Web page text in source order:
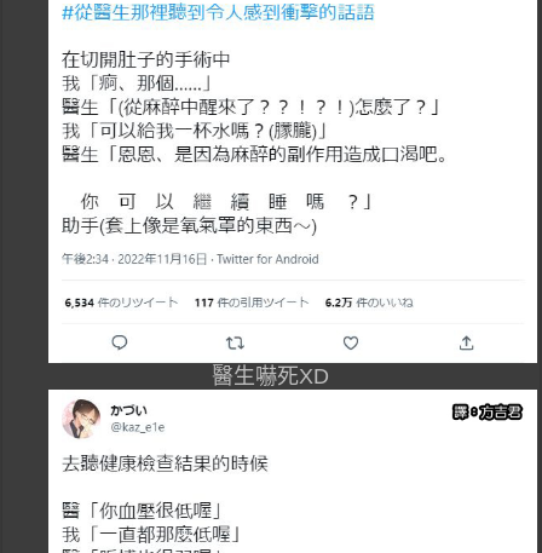
醫生嚇死XD